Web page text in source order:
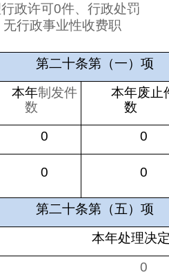
政许可0件、行政处罚
无行政事业性收费职
第二十条第（一）项
本年制发件
数
本年废止
数
0
0
0 0
第二十条第（五）项
本年处理决
0